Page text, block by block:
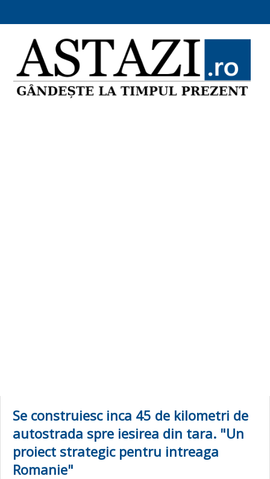
Se construiesc inca 45 de kilometri de
autostrada spre iesirea din tara. "Un
proiect strategic pentru intreaga
Romanie"